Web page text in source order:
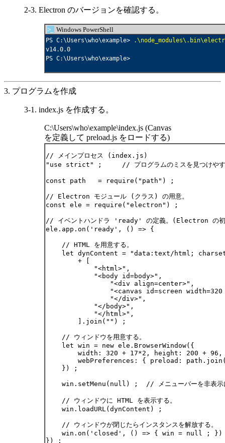
2-3. Electron のバージョンを確認する。
>_ Windows PowerShell
PS C:\Users\who\example>
v14.0.0
PS C:\Users\who\example>
3. プログラムを作成
3-1. index.js を作成する。
C:\Users\who\example\index.js (Canvas
を定義して preload.js をロードする)
// メインプロセス (index.js)
"use strict" ;     // プログラムのミスを見つけやすく
const path   = require("path") ;
// Electron モジュール (クラス) の用意。
const ele = require("electron") ;
// イベントハンドラ 'ready' の定義。(Electron の初
ele.app.on('ready', () => {
    // HTML を用意する。
let dynContent = "data:text/html;
        + [
            "<html>",
            "<body id=body>",
                "<div align=center>",
"<canvas id=screen
                "</div>",
            "</body>",
            "</html>",
        ].join("") ;
    // ウィンドウを用意する。
    let win = new ele.BrowserWindow({
        width: 320 + 17*2, height: 200 + 96,
webPreferences: { preload:
    }) ;
win.setMenu(null) ;  // メニューバーを非表示
    // ウィンドウに HTML を表示する。
    win.loadURL(dynContent) ;
    // ウィンドウが閉じたらインスタンスを解放する。
win.on('closed', () => { win = null ; })
}) ;